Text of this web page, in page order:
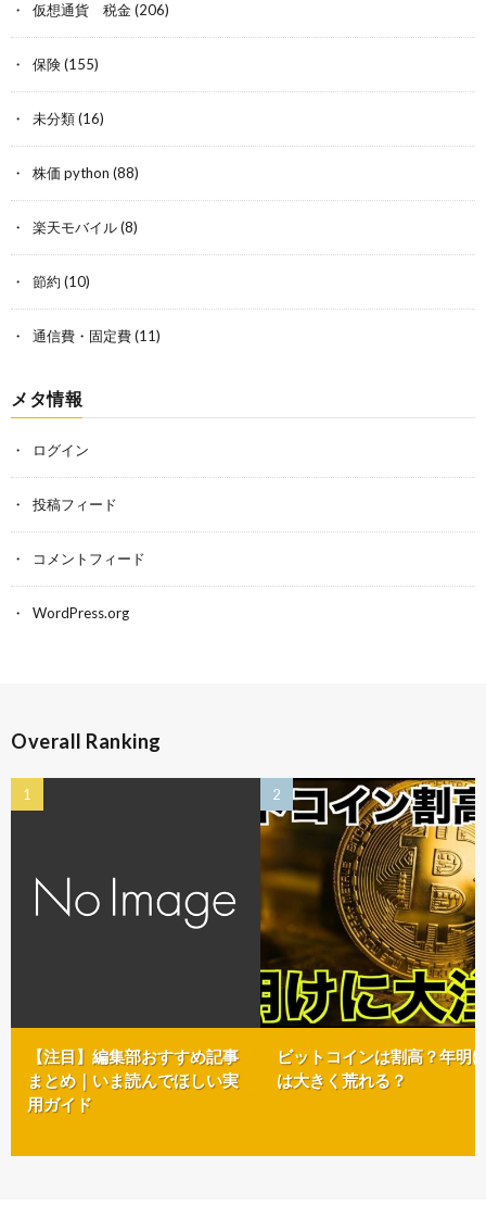
仮想通貨 税金(206)
保険(155)
未分類(16)
株価 python (88)
楽天モバイル(8)
節約 (10)
通信費・固定費(11)
メタ情報
ログイン
投稿フィード
コメントフィード
WordPress.org
Overall Ranking
【注目】編集部おすすめ記事
まとめ｜いま読んでほしい実
用ガイド
ビットコインは割高？年明
は大きく荒れる？